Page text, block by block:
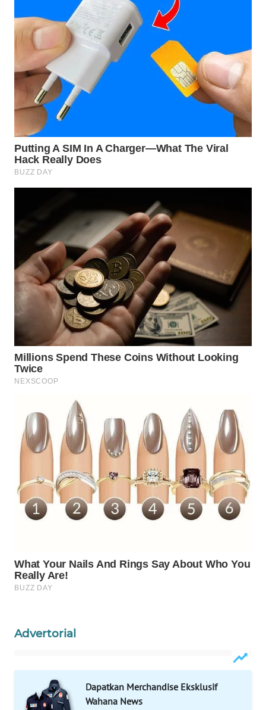
Advertorial
Dapatkan Merchandise Eksklusif
Wahana News
PRIANGAN
TIMUR
WN
SEMARANG
WN
WN
BOROBUDUR
WN
SURABAYA
WN
NATUNA
BINTAN
WN
MANDALIKA
WN
LIKUPANG
WN
LABUANBAJO
WN
BORNEO
Media
Group
WAHANA
ADVOKAT